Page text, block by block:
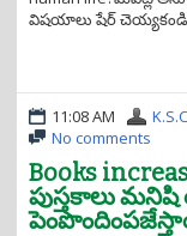
విషయాలు షేర్
11:08 AM
No comments
Books
పుస్తకాలు